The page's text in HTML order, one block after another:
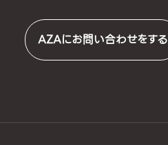
AZAにお問い合わせをする